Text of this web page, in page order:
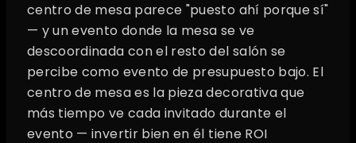
centro de mesa parece "puesto ahí porque sí"
— y un evento donde la mesa se ve
descoordinada con el resto del salón se
percibe como evento de presupuesto bajo. El
centro de mesa es la pieza decorativa que
más tiempo ve cada invitado durante el
evento — invertir bien en él tiene ROI